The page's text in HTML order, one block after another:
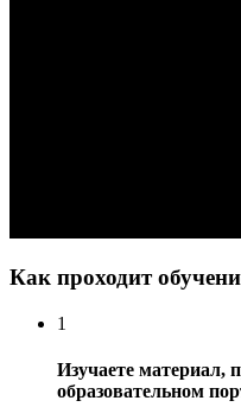
Как проходит
1
Изучаете материал,
образовательном